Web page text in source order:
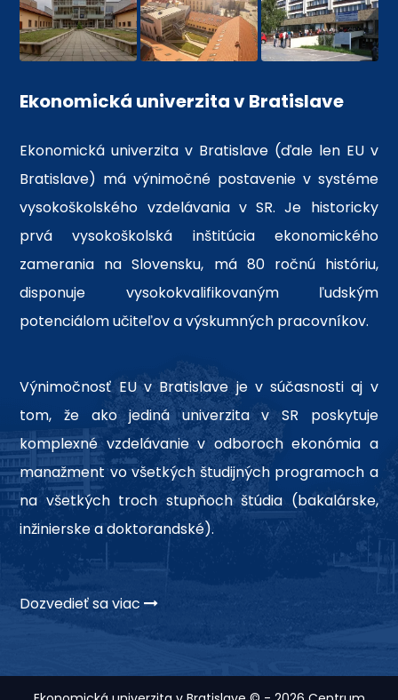
Ekonomická univerzita v Bratislave
Ekonomická univerzita v Bratislave (ďale len EU v
Bratislave) má výnimočné postavenie v systéme
vysokoškolského vzdelávania v SR. Je historicky
prvá vysokoškolská inštitúcia ekonomického
zamerania na Slovensku, má 80 ročnú históriu,
disponuje vysokokvalifikovaným ľudským
potenciálom učiteľov a výskumných pracovníkov.
Výnimočnosť EU v Bratislave je v súčasnosti aj v
tom, že ako jediná univerzita v SR poskytuje
komplexné vzdelávanie v odboroch ekonómia a
manažment vo všetkých študijných programoch a
na všetkých troch stupňoch štúdia (bakalárske,
inžinierske a doktorandské).
Dozvedieť sa viac